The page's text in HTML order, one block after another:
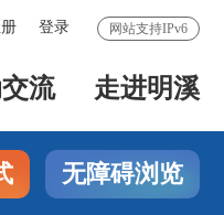
网站支持IPv6
登录
流 走进明溪
无障碍浏览